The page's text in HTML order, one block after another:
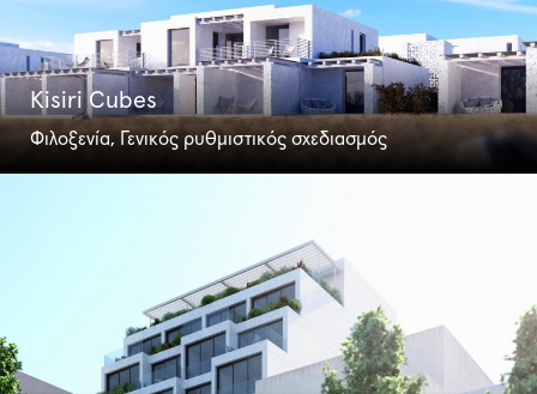
Kisiri Cubes
Φιλοξενία, Γενικός ρυθμιστικός σχεδιασμός